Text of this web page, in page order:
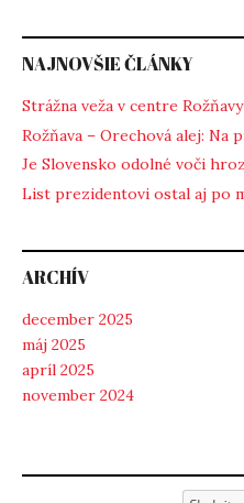
NAJNOVŠIE ČLÁNKY
Strážna veža v centre
Rožňava – Orechová alej: Na
Je Slovensko odolné voči
List prezidentovi ostal aj po
ARCHÍV
december 2025
máj 2025
apríl 2025
november 2024